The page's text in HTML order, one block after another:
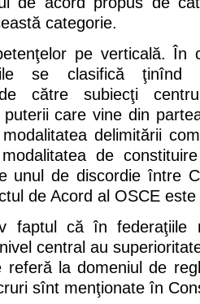
categorie.
pe verticală. În
se clasifică ţinînd
de către subiecţi
puterii care vine din
delimitării
de
unul de discordie între
de Acord al OSCE
faptul că în federaţiile
central au
referă la domeniul de
sînt menţionate în